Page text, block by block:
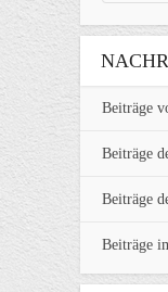
Beiträge
Beiträge
Beiträge
Beiträge